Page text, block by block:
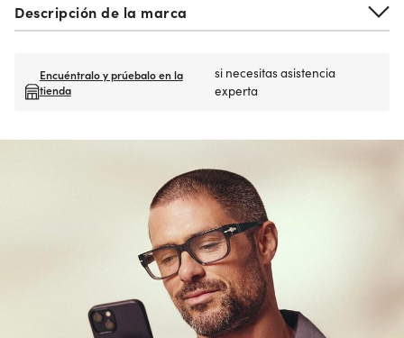
Descripción de la marca
Encuéntralo y prúebalo en la
tienda
si necesitas asistencia
experta